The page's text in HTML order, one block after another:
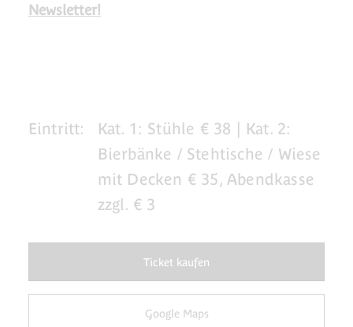
Newsletter!
Eintritt:
Kat. 1: Stühle € 38 | Kat. 2:
Bierbänke / Stehtische / Wiese
mit Decken € 35, Abendkasse
zzgl. € 3
Ticket kaufen
Google Maps